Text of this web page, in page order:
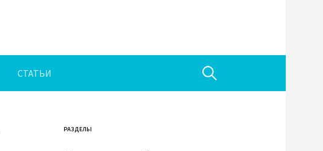
СТАТЬИ Н
РАЗДЕЛЫ